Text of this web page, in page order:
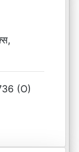
(O)